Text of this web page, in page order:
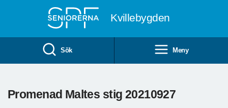
Kvillebygden
Sök Meny
Promenad Maltes stig 20210927